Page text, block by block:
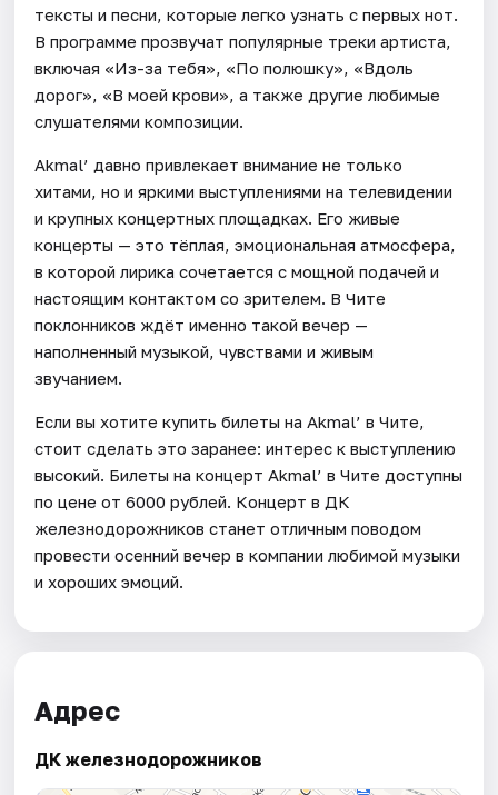
тексты и песни, которые легко узнать с первых нот.
В программе прозвучат популярные треки артиста,
включая «Из-за тебя», «По полюшку», «Вдоль
дорог», «В моей крови», а также другие любимые
слушателями композиции.
Akmal’ давно привлекает внимание не только
хитами, но и яркими выступлениями на телевидении
и крупных концертных площадках. Его живые
концерты — это тёплая, эмоциональная атмосфера,
в которой лирика сочетается с мощной подачей и
настоящим контактом со зрителем. В Чите
поклонников ждёт именно такой вечер —
наполненный музыкой, чувствами и живым
звучанием.
Если вы хотите купить билеты на Akmal’ в Чите,
стоит сделать это заранее: интерес к выступлению
высокий. Билеты на концерт Akmal’ в Чите доступны
по цене от 6000 рублей. Концерт в ДК
железнодорожников станет отличным поводом
провести осенний вечер в компании любимой музыки
и хороших эмоций.
Адрес
ДК железнодорожников